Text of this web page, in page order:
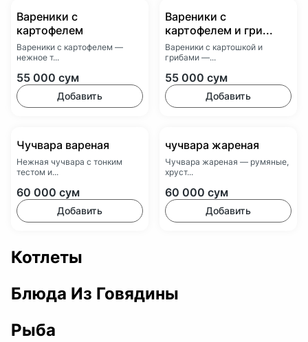
Вареники с
картофелем
Вареники с картофелем —
нежное т...
55 000 сум
Добавить
Вареники с
картофелем и гри...
Вареники с картошкой и
грибами —...
55 000 сум
Добавить
Чучвара вареная
Нежная чучвара с тонким
тестом и...
60 000 сум
Добавить
чучвара жареная
Чучвара жареная — румяные,
хруст...
60 000 сум
Добавить
Котлеты
Блюда Из Говядины
Рыба